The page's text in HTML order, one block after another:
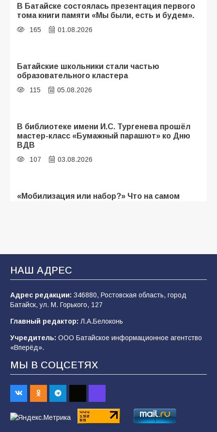
В Батайске состоялась презентация первого
тома книги памяти «Мы были, есть и будем».
165 01.08.2026
Батайские школьники стали частью
образовательного кластера
115 05.08.2026
В библиотеке имени И.С. Тургенева прошёл
мастер-класс «Бумажный парашют» ко Дню
ВДВ
107 03.08.2026
«Мобилизация или набор?» Что на самом
В Батайске продолжаются дорожные работы
103 04.08.2026
после выборов: в Госдуме дали ответ
102 06.08.2026
В детском саду № 35 дети освоили
строительные профессии в ходе
спортивного праздника
07.08.2026
НАШ АДРЕС
Адрес редакции: 346880, Ростовская область, город
Батайск, ул. М. Горького, 127
Главный редактор: Л.А.Белоконь
Учредитель: ООО Батайское информационное агентство
«Вперёд».
МЫ В СОЦСЕТЯХ